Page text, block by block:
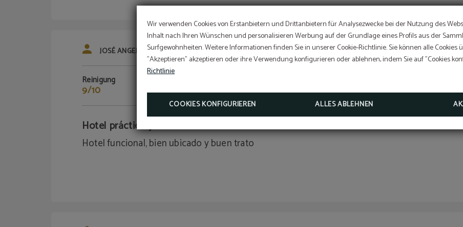
Wir verwenden Cookies von Erstanbietern und Drittanbietern für Analysezwecke bei der Nutzung des
Inhalt nach Ihren Wünschen und personalisieren Werbung auf der Grundlage eines Profils aus der
Surfgewohnheiten. Weitere Informationen finden Sie in unserer Cookie-Richtlinie. Sie können alle Cookies
"Akzeptieren" akzeptieren oder ihre Verwendung konfigurieren oder ablehnen, indem Sie auf "Cookies
Richtlinie
COOKIES KONFIGURIEREN ALLES ABLEHNEN
JOSÉ ANGEL HERNÁNDEZ ARMAS | ES
Reinigung
9/10 9/10 8/10 9/10 8/10
Hotel práctico y cómodo
Hotel funcional, bien ubicado y buen trato